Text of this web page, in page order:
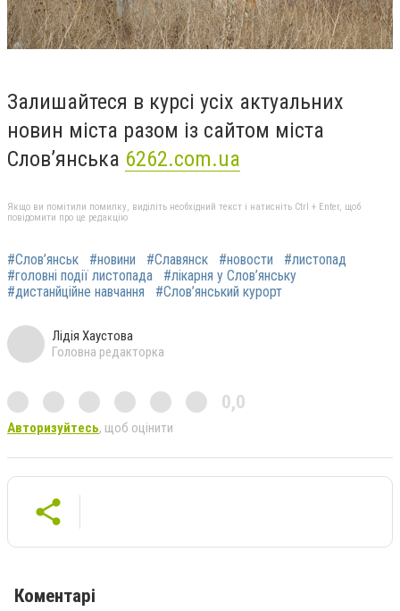
Залишайтеся в курсі усіх актуальних
новин міста разом із сайтом міста
Слов’янська 6262.com.ua
Якщо ви помітили помилку, виділіть необхідний текст і натисніть Ctrl + Enter, щоб
повідомити про це редакцію
#Слов’янськ #новини #Славянск #новости
#листопад
#головні події листопада
#лікарня у Слов’янську
#дистанйційне навчання
#Слов’янський курорт
Лідія Хаустова
Головна редакторка
0,0
Авторизуйтесь, щоб оцінити
Коментарі